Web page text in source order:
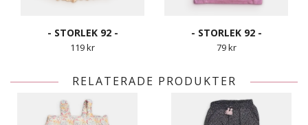
- STORLEK 92 -
119 kr
- STORLEK 92 -
79 kr
RELATERADE PRODUKTER